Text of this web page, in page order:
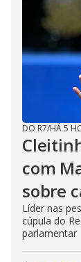
DO R7/HÁ 5
com
sobre
Líder nas
cúpula do
parlamentar